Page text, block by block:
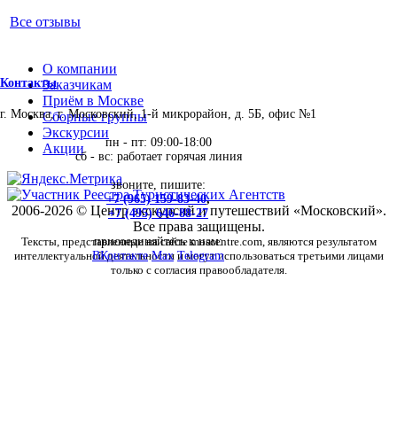
Все отзывы
Контакты
г. Москва, г. Московский, 1-й микрорайон, д. 5Б, офис №1
пн - пт: 09:00-18:00
сб - вс: работает горячая линия
звоните, пишите:
+7 (965) 159-83-40,
+7 (495) 646-88-27
присоединяйтесь к нам:
ВКонтакте Max Telegram
О компании
Заказчикам
Приём в Москве
Сборные группы
Экскурсии
Акции
2006-2026 © Центр экскурсий и путешествий «Московский».
Все права защищены.
Тексты, представленные на сайте moscentre.com, являются результатом
интеллектуальной деятельности и могут использоваться третьими лицами
только с согласия правообладателя.